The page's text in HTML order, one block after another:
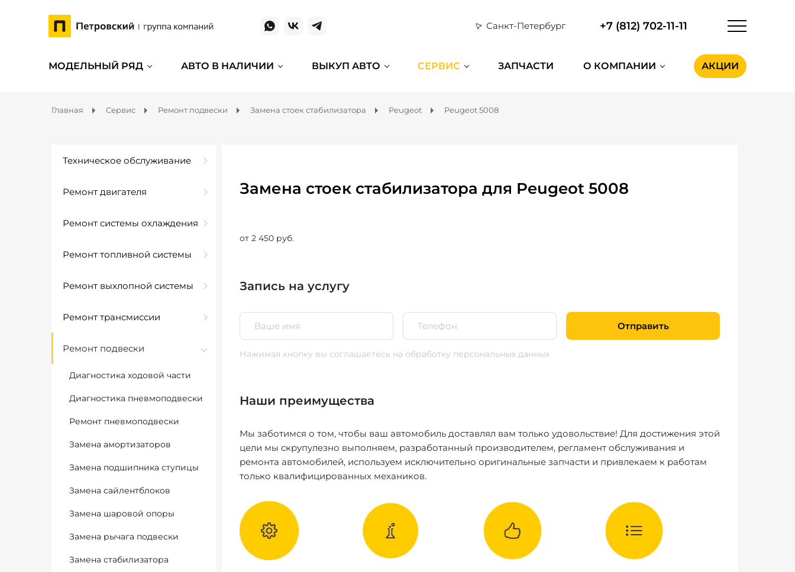
Санкт-Петербург +7 (812) 702-11-11
МОДЕЛЬНЫЙ РЯД АВТО В НАЛИЧИИ ВЫКУП АВТО СЕРВИС ЗАПЧАСТИ О КОМПАНИИ АКЦИИ
Главная Сервис Ремонт подвески Замена стоек стабилизатора Peugeot Peugeot 5008
Техническое обслуживание
Ремонт двигателя
Ремонт системы охлаждения
Ремонт топливной системы
Ремонт выхлопной системы
Ремонт трансмиссии
Ремонт подвески
Диагностика ходовой части
Диагностика пневмоподвески
Ремонт пневмоподвески
Замена амортизаторов
Замена подшипника ступицы
Замена сайлентблоков
Замена шаровой опоры
Замена рычага подвески
Замена стабилизатора
Замена стоек стабилизатора для Peugeot 5008
от 2 450 руб.
Запись на услугу
Отправить
Нажимая кнопку вы соглашаетесь на обработку персональных данных
Наши преимущества
Мы заботимся о том, чтобы ваш автомобиль доставлял вам только удовольствие! Для достижения этой
цели мы скрупулезно выполняем, разработанный производителем, регламент обслуживания и
ремонта автомобилей, используем исключительно оригинальные запчасти и привлекаем к работам
только квалифицированных механиков.